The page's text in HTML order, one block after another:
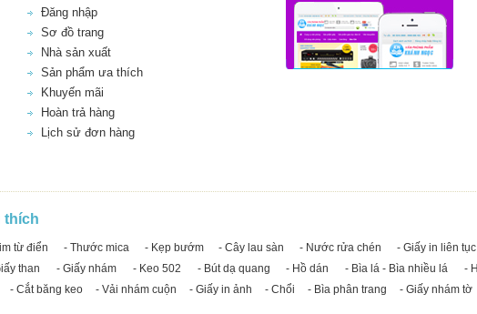
Đăng nhập
Sơ đồ trang
Nhà sản xuất
Sản phẩm ưa thích
Khuyến mãi
Hoàn trả hàng
Lịch sử đơn hàng
thích
từ điển - Thước mica - Kẹp bướm - Cây lau sàn - Nước rửa chén - Giấy in liên tục
than - Giấy nhám - Keo 502 - Bút dạ quang - Hồ dán - Bìa lá - Bìa nhiều lá -
- Cắt băng keo - Vải nhám cuộn - Giấy in ảnh - Chổi - Bìa phân trang - Giấy nhám tờ